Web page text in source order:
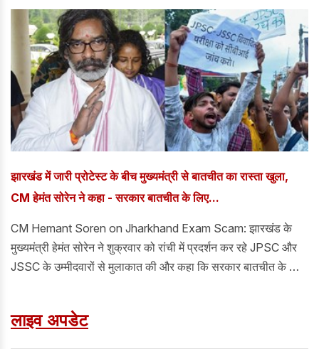
झारखंड में जारी प्रोटेस्ट के बीच मुख्यमंत्री से बातचीत का रास्ता खुला,
CM हेमंत सोरेन ने कहा - सरकार बातचीत के लिए...
CM Hemant Soren on Jharkhand Exam Scam: झारखंड के
मुख्यमंत्री हेमंत सोरेन ने शुक्रवार को रांची में प्रदर्शन कर रहे JPSC और
JSSC के उम्मीदवारों से मुलाकात की और कहा कि सरकार बातचीत के लिए
को लेकर जयपाल सिंह स्टेडियम में छात्रों और उम्मीदवारों द्वारा जारी विरोध
लाइव अपडेट